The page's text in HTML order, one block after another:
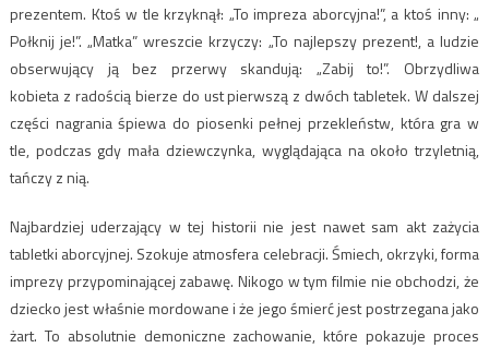
prezentem. Ktoś w tlekrzyknął: „To impreza aborcyjna!”, a ktoś inny: „
Połknijje!”. „Matka” wreszciekrzyczy: „To najlepszy prezent!, aludzie
obserwujący jąbez przerwy skandują: „Zabij to!”. Obrzydliwa
kobieta z radościąbierze do ustpierwszą z dwóchtabletek. W dalszej
części nagraniaśpiewa do piosenkipełnejprzekleństw, która gra w
tle, podczas gdymała dziewczynka, wyglądająca na około trzyletnią,
tańczyz nią.
Najbardziej uderzający w tej historii nie jest nawet sam akt zażycia
tabletki aborcyjnej. Szokuje atmosfera celebracji. Śmiech, okrzyki, forma
imprezy przypominającej zabawę. Nikogo w tym filmie nie obchodzi, że
dziecko jest właśnie mordowane i że jego śmierć jest postrzegana jako
żart. To absolutnie demoniczne zachowanie, którepokazuje proces